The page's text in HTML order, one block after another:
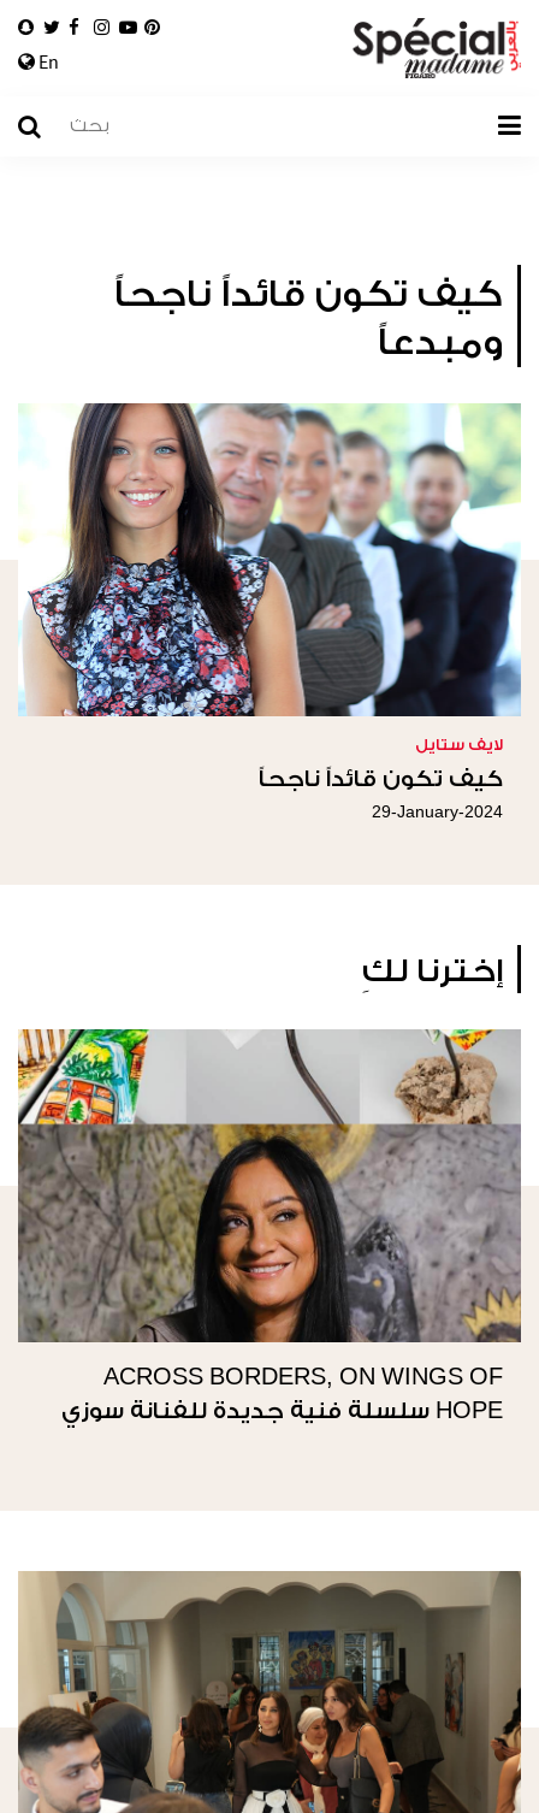
En
كيف تكون قائداً ناجحاً
ومبدعاً
لايف ستايل
كيف تكون قائداً ناجحاً
29-January-2024
إخترنا لكِ
ACROSS BORDERS, ON WINGS OF
HOPE سلسلة فنية جديدة للفنانة سوزي